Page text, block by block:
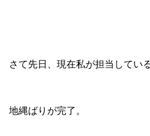
さて先日、現在私が担当してい
地縄ばりが完了。